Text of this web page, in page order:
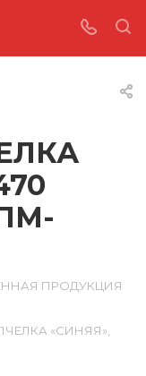
ПРОДУКЦИЯ
«СИНЯЯ»,